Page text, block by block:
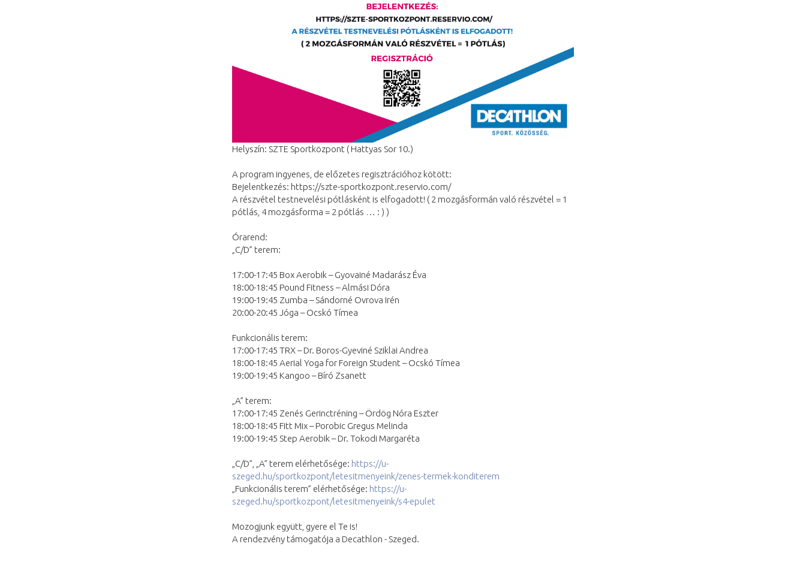
Helyszín: SZTE Sportközpont ( Hattyas Sor 10.)
A program ingyenes, de előzetes regisztrációhoz kötött:
Bejelentkezés: https://szte-sportkozpont.reservio.com/
A részvétel testnevelési pótlásként is elfogadott! ( 2 mozgásformán való részvétel = 1
pótlás, 4 mozgásforma = 2 pótlás … : ) )
Órarend:
„C/D” terem:
17:00-17:45 Box Aerobik – Gyovainé Madarász Éva
18:00-18:45 Pound Fitness – Almási Dóra
19:00-19:45 Zumba – Sándorné Ovrova Irén
20:00-20:45 Jóga – Ocskó Tímea
Funkcionális terem:
17:00-17:45 TRX – Dr. Boros-Gyeviné Sziklai Andrea
18:00-18:45 Aerial Yoga for Foreign Student – Ocskó Tímea
19:00-19:45 Kangoo – Bíró Zsanett
„A” terem:
17:00-17:45 Zenés Gerinctréning – Ördög Nóra Eszter
18:00-18:45 Fitt Mix – Porobic Gregus Melinda
19:00-19:45 Step Aerobik – Dr. Tokodi Margaréta
„C/D”, „A” terem elérhetősége: https://u-
szeged.hu/sportkozpont/letesitmenyeink/zenes-termek-konditerem
„Funkcionális terem” elérhetősége: https://u-
szeged.hu/sportkozpont/letesitmenyeink/s4-epulet
Mozogjunk együtt, gyere el Te is!
A rendezvény támogatója a Decathlon - Szeged.